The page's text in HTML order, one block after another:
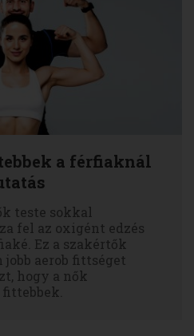
a férfiaknál
teste sokkal
fel az oxigént edzés
Ez a szakértők
aerob fittséget
hogy a nők